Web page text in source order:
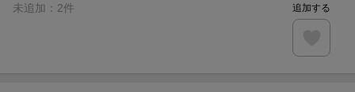
未追加： 2件 追加する